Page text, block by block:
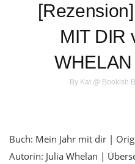
MIT DIR
By Kat @ Bookish
Buch: Mein Jahr mit dir |
Autorin: Julia Whelan |